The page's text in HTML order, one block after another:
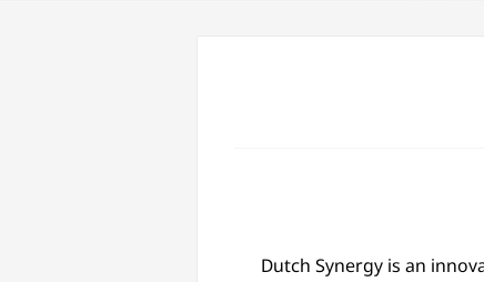
Dutch Synergy is an